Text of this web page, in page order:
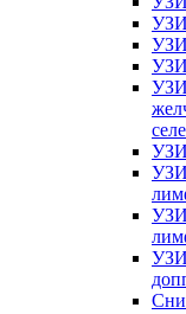
УЗИ
УЗИ
УЗИ
УЗИ
УЗИ